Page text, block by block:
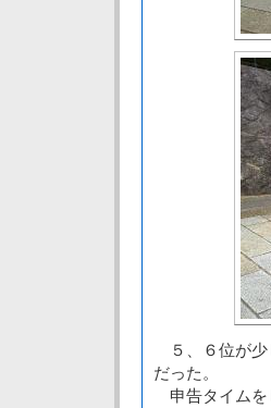
５、６位が少
だった。
申告タイムを